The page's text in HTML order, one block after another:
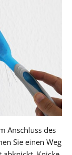
Anschluss des
Sie einen Weg